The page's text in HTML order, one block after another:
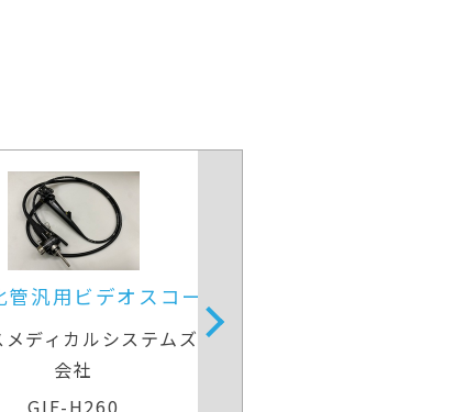
管汎用ビデオスコープ
ディカルシステムズ株式
会社